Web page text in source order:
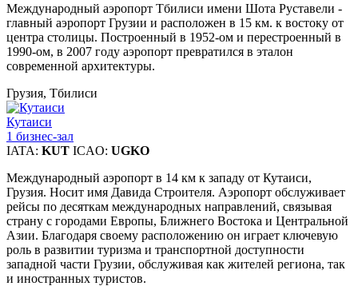
Международный аэропорт Тбилиси имени Шота Руставели -
главный аэропорт Грузии и расположен в 15 км. к востоку от
центра столицы. Построенный в 1952-ом и перестроенный в
1990-ом, в 2007 году аэропорт превратился в эталон
современной архитектуры.
Грузия, Тбилиси
Кутаиси
1 бизнес-зал
IATA: KUT ICAO: UGKO
Международный аэропорт в 14 км к западу от Кутаиси,
Грузия. Носит имя Давида Строителя. Аэропорт обслуживает
рейсы по десяткам международных направлений, связывая
страну с городами Европы, Ближнего Востока и Центральной
Азии. Благодаря своему расположению он играет ключевую
роль в развитии туризма и транспортной доступности
западной части Грузии, обслуживая как жителей региона, так
и иностранных туристов.